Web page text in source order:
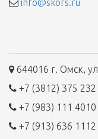
info@skors.ru
644016 г. Омск,
+7 (3812) 375 232
+7 (983) 111 4010
+7 (913) 636 1112